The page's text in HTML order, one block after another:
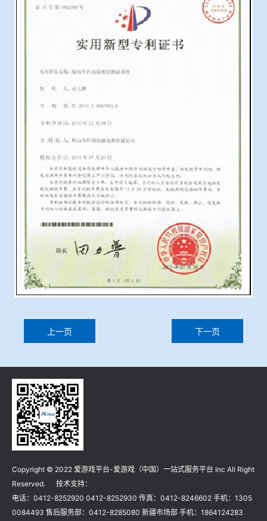
企业荣誉
爱游戏平台-爱游戏（中国）一站式服务平台
上一页 下一页
Copyright © 2022 爱游戏平台-爱游戏（中国）一站式服务平台 Inc All Right
Reserved. 技术支持：
电话：0412-8252920 0412-8252930 传真：0412-8246602 手机：1305
0084493 售后服务部：0412-8285080 新疆市场部 手机：1864124283